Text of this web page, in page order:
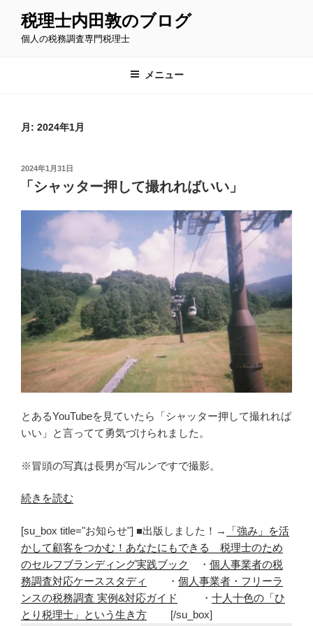
税理士内田敦のブログ
個人の税務調査専門税理士
メニュー
月: 2024年1月
投
2024年1月31日
「シャッター押して撮れればいい」
とあるYouTubeを見ていたら「シャッター押して撮れれば
いい」と言ってて勇気づけられました。
※冒頭の写真は長男が写ルンですで撮影。
“「シ
ッ
タ
ー
押
し
て
続きを読む
[su_box title="お知らせ"] ■出版しました！→
「強み」を活
かして顧客をつかむ！あなたにもできる 税理士のため
のセルフブランディング実践ブック
・ 個人事業者の税
務調査対応ケーススタディ
・ 個人事業者・フリーラ
ンスの税務調査 実例&対応ガイド
・ 十人十色の「ひ
とり税理士」という生き方 [/su_box]